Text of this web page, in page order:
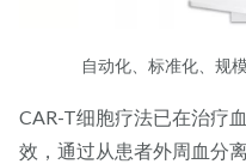
自动化、标准化、规
CAR-T细胞疗法已在治疗
效，通过从患者外周血分